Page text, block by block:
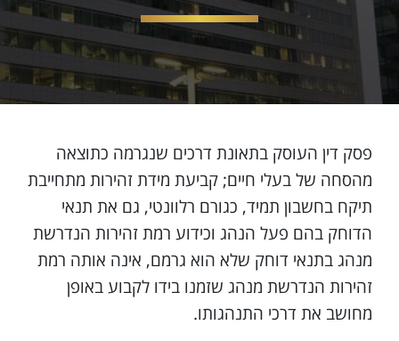
פסק דין העוסק בתאונת דרכים שנגרמה כתוצאה
מהסחה של בעלי חיים; קביעת מידת זהירות מתחייבת
תיקח בחשבון תמיד, כגורם רלוונטי, גם את תנאי
הדוחק בהם פעל הנהג וכידוע רמת זהירות הנדרשת
מנהג בתנאי דוחק שלא הוא גרמם, אינה אותה רמת
זהירות הנדרשת מנהג שזמנו בידו לקבוע באופן
מחושב את דרכי התנהגותו.